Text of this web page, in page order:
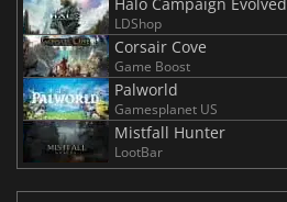
LDShop
Corsair Cove
Game Boost
Palworld
Gamesplanet US
Mistfall Hunter
LootBar